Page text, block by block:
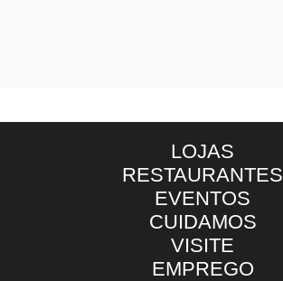
LOJAS
RESTAURANTES
EVENTOS
CUIDAMOS
VISITE
EMPREGO